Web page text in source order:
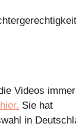
Videos immer
Sie hat
in